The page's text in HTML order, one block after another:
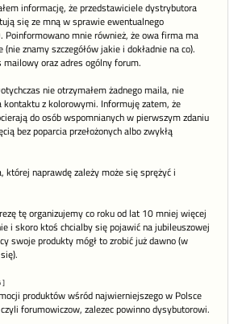
informację, że przedstawiciele dystrybutora
się ze mną w sprawie ewentualnego
Poinformowano mnie również, że owa firma ma
znamy szczegółów jakie i dokładnie na co).
mailowy oraz adres ogólny forum.
nie otrzymałem żadnego maila, nie
kontaktu z kolorowymi. Informuję zatem, że
do osób wspomnianych w pierwszym zdaniu
bez poparcia przełożonych albo zwykłą
której naprawdę zależy może się sprężyć i
tę organizujemy co roku od lat 10 mniej więcej
i skoro ktoś chcialby się pojawić na jubileuszowej
swoje produkty mógł to zrobić już dawno (w
]
produktów wśród najwierniejszego w Polsce
forumowiczow, zalezec powinno dysybutorowi.